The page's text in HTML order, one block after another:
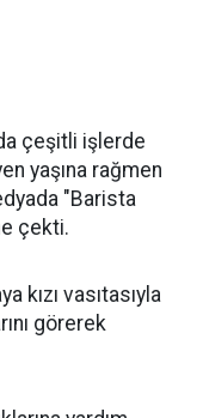
çeşitli işlerde
yaşına rağmen
"Barista
çekti.
kızı vasıtasıyla
görerek